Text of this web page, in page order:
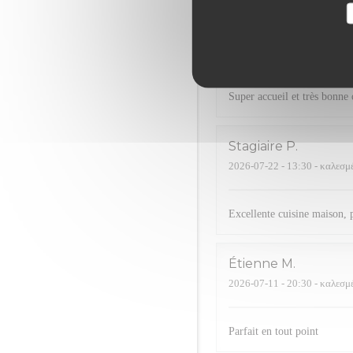
Super accueil et très bonne
Stagiaire P
2026-07-22 - 13:30 -
Excellente cuisine maison,
Étienne M
2026-07-11 - 20:30 -
Parfait en tout point